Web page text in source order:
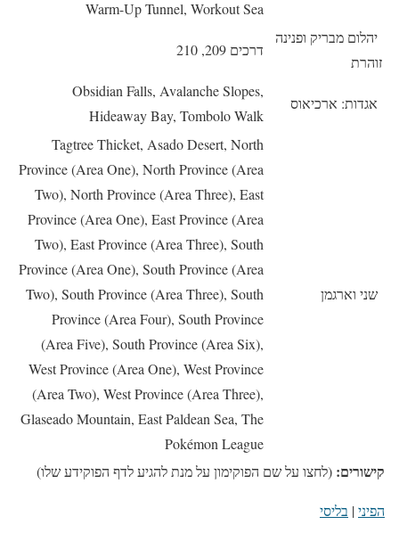
Warm-Up Tunnel, Workout Sea
יהלום מבריק ופנינה
זוהרת
דרכים 209, 210
אגדות: ארכיאוס
Obsidian Falls, Avalanche Slopes,
Hideaway Bay, Tombolo Walk
שני וארגמן
Tagtree Thicket, Asado Desert, North
Province (Area One), North Province (Area
Two), North Province (Area Three), East
Province (Area One), East Province (Area
Two), East Province (Area Three), South
Province (Area One), South Province (Area
Two), South Province (Area Three), South
Province (Area Four), South Province
(Area Five), South Province (Area Six),
West Province (Area One), West Province
(Area Two), West Province (Area Three),
Glaseado Mountain, East Paldean Sea, The
Pokémon League
קישורים: (לחצו על שם הפוקימון על מנת להגיע לדף הפוקידע שלו)
הפיני| בליסי